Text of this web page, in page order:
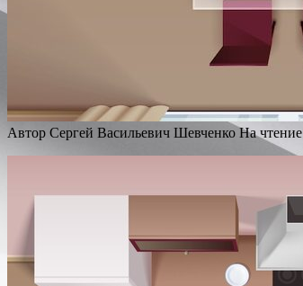
Автор Сергей Васильевич Шевченко На чтение